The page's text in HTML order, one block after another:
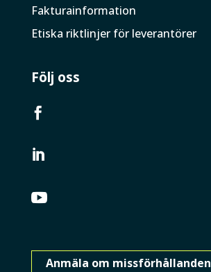
Faktura­information
Etiska riktlinjer för leverantörer
Följ oss



Anmäla om missförhållanden